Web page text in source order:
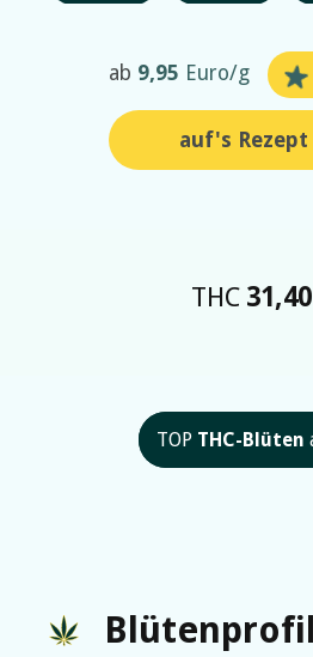
ab 9,95 Euro/g
auf's Rezept
THC 31,40
TOP THC-Blüten
Blütenprofil